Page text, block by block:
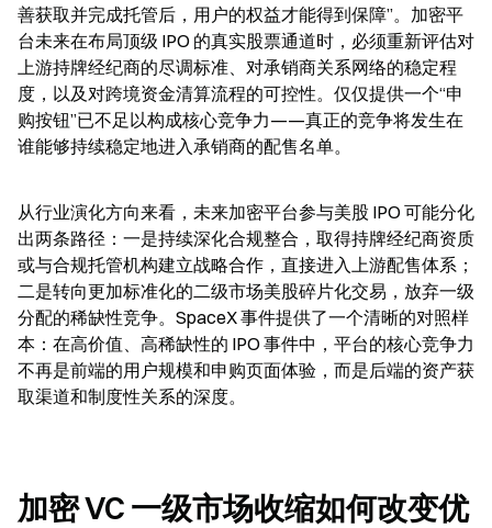
善获取并完成托管后，用户的权益才能得到保障”。加密平
台未来在布局顶级 IPO 的真实股票通道时，必须重新评估对
上游持牌经纪商的尽调标准、对承销商关系网络的稳定程
度，以及对跨境资金清算流程的可控性。仅仅提供一个“申
购按钮”已不足以构成核心竞争力——真正的竞争将发生在
谁能够持续稳定地进入承销商的配售名单。
从行业演化方向来看，未来加密平台参与美股 IPO 可能分化
出两条路径：一是持续深化合规整合，取得持牌经纪商资质
或与合规托管机构建立战略合作，直接进入上游配售体系；
二是转向更加标准化的二级市场美股碎片化交易，放弃一级
分配的稀缺性竞争。SpaceX 事件提供了一个清晰的对照样
本：在高价值、高稀缺性的 IPO 事件中，平台的核心竞争力
不再是前端的用户规模和申购页面体验，而是后端的资产获
取渠道和制度性关系的深度。
加密 VC 一级市场收缩如何改变优